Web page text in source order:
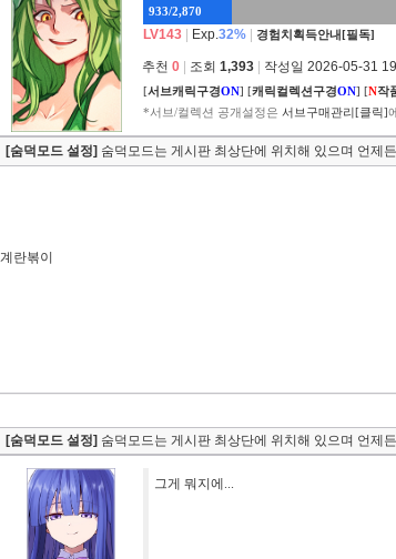
933/2,870
LV143 Exp.32% 경험치획득안내[필독]
추천 0 조회 1,393 작성일 2026-05-31
[서브캐릭구경ON] [캐릭컬렉션구경ON] [N작
*서브/컬렉션 공개설정은 서브구매관리[클릭]
[숨덕모드 설정] 숨덕모드는 게시판 최상단에 위치해 있으며 언제
계란볶이
[숨덕모드 설정] 숨덕모드는 게시판 최상단에 위치해 있으며 언제
그게 뭐지에...